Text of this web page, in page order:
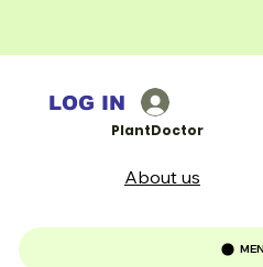
PlantDoctor
LOG IN
About us